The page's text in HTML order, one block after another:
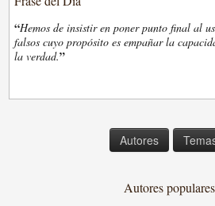
“Hemos de insistir en poner punto final al
falsos cuyo propósito es empañar la
la verdad.”
Autores
Autores populares